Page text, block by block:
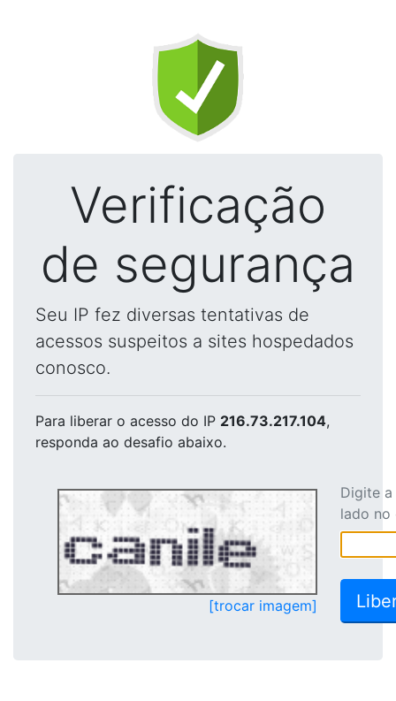
Verificação
de segurança
Seu IP fez diversas tentativas de
acessos suspeitos a sites hospedados
conosco.
Para liberar o acesso do IP 216.73.217.104,
responda ao desafio abaixo.
[trocar imagem]
Digite
lado no